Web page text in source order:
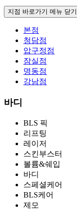
지점 바로가기 메뉴 닫기
본점
청담점
압구정점
잠실점
명동점
강남점
바디
BLS 픽
리프팅
레이저
스킨부스터
볼륨&쉐입
바디
스페셜케어
BLS케어
제모